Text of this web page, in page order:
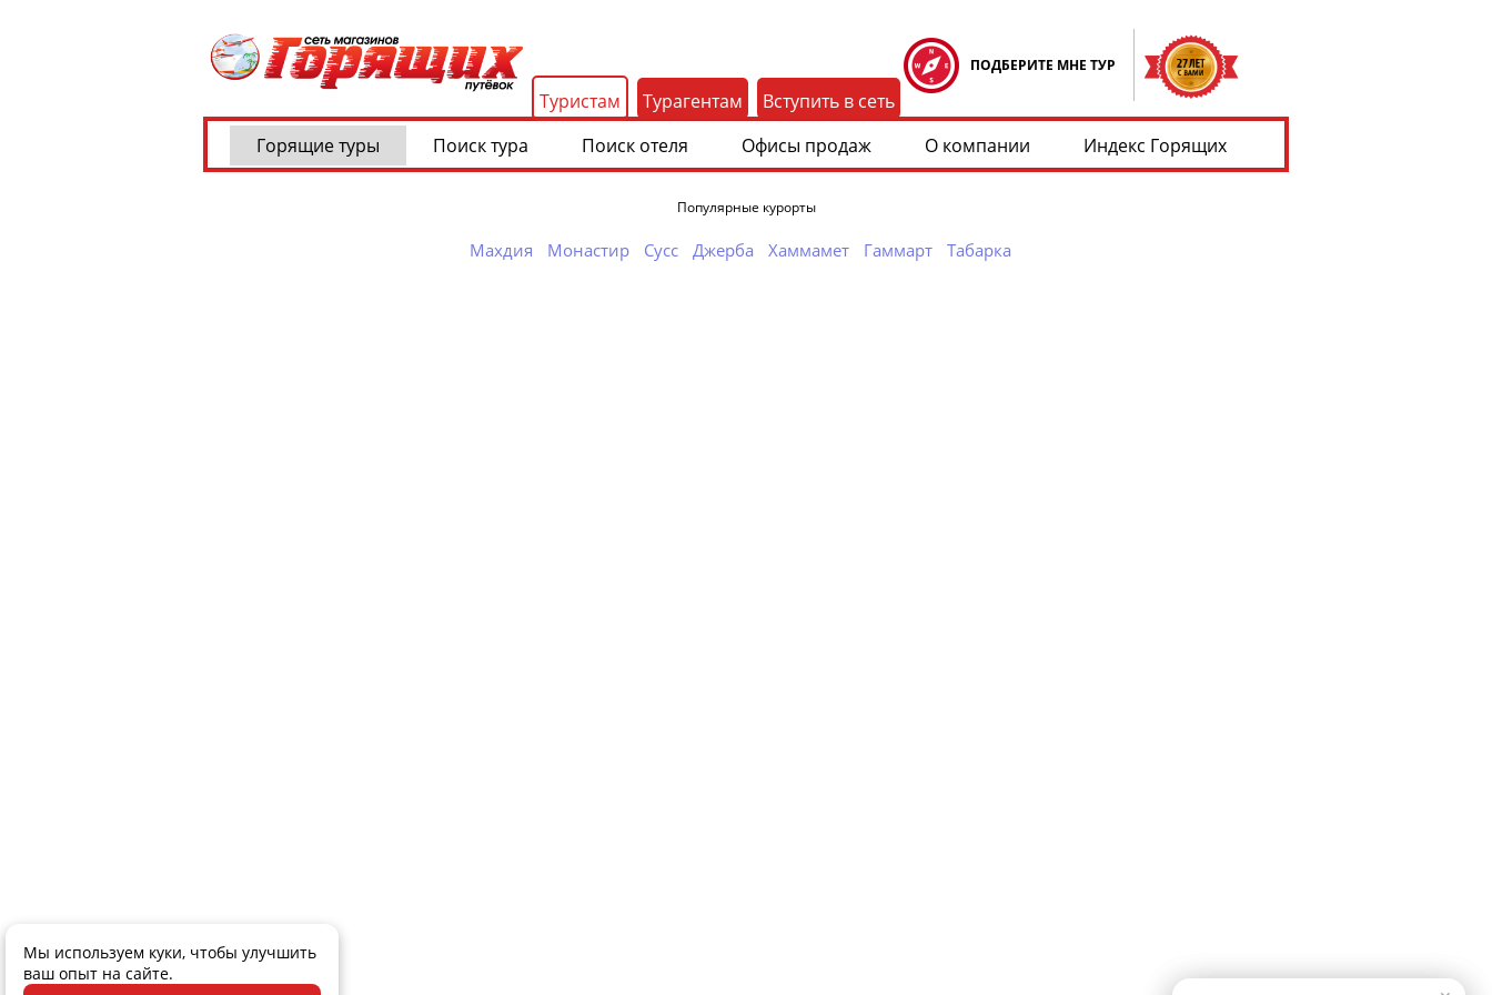
ПОДБЕРИТЕ МНЕ ТУР
Туристам Турагентам
Вступить в сеть
Горящие туры
Поиск тура Поиск отеля Офисы продаж О компании Индекс Горящих
Популярные курорты
Махдия Монастир Сусс Джерба Хаммамет Гаммарт Табарка
Мы используем куки, чтобы улучшить
ваш опыт на сайте.